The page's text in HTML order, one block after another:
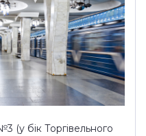
(у бік Торгівельного